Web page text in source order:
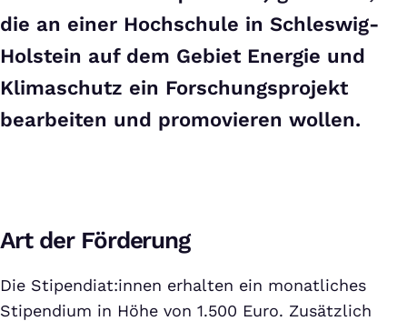
die an einer Hochschule in Schleswig-
Holstein auf dem Gebiet Energie und
Klimaschutz ein Forschungsprojekt
bearbeiten und promovieren wollen.
Art der Förderung
Die Stipendiat:innen erhalten ein monatliches
Stipendium in Höhe von 1.500 Euro. Zusätzlich